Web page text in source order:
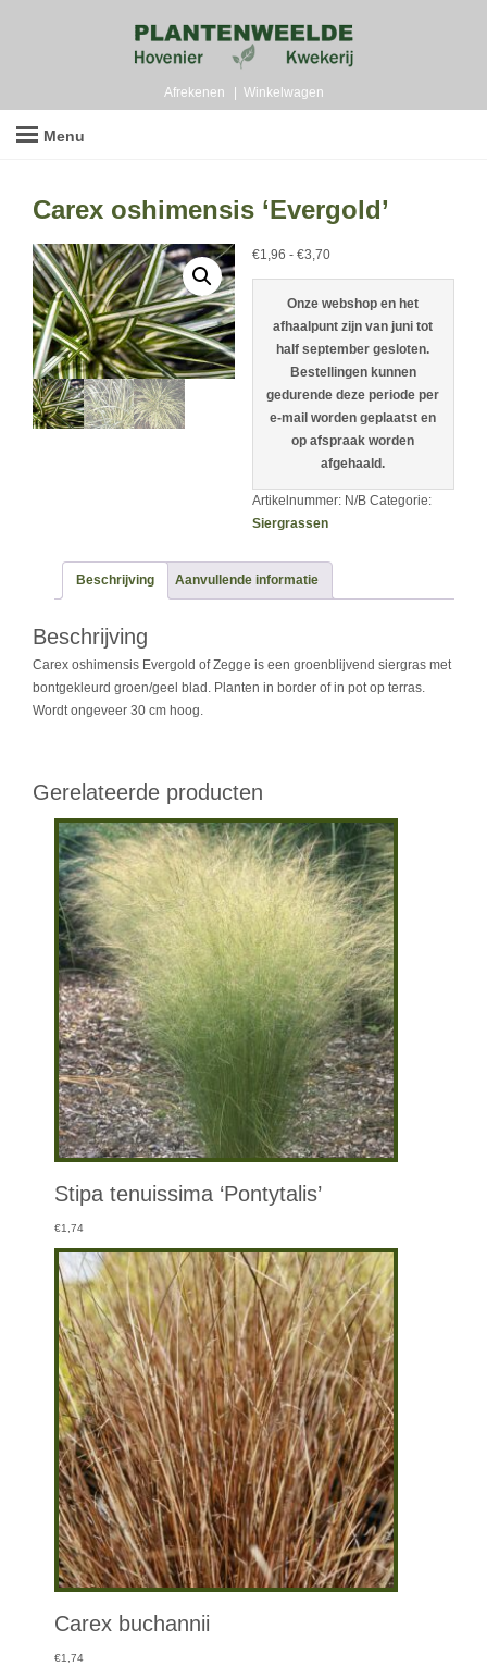
Afrekenen Winkelwagen
Menu
Carex oshimensis ‘Evergold’
€1,96 - €3,70Prijsklasse:
€1,96
tot
€3,70
Onze webshop en het
afhaalpunt zijn van juni tot
half september gesloten.
Bestellingen kunnen
gedurende deze periode per
e-mail worden geplaatst en
op afspraak worden
afgehaald.
Artikelnummer: N/B Categorie:
Siergrassen
Beschrijving Aanvullende informatie
Beschrijving
Carex oshimensis Evergold of Zegge is een groenblijvend siergras met
bontgekleurd groen/geel blad. Planten in border of in pot op terras.
Wordt ongeveer 30 cm hoog.
Gerelateerde producten
Stipa tenuissima ‘Pontytalis’
€1,74
Carex buchannii
€1,74